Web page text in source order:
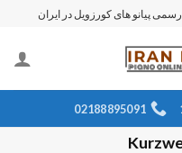
پیانو های کورزویل در ایران
02188895091